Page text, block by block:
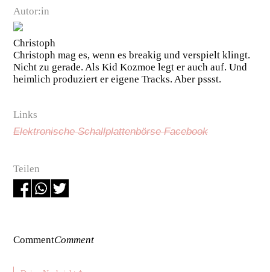
Autor:in
Christoph
Christoph mag es, wenn es breakig und verspielt klingt.
Nicht zu gerade. Als Kid Kozmoe legt er auch auf. Und
heimlich produziert er eigene Tracks. Aber pssst.
Links
Elektronische Schallplattenbörse Facebook
Teilen
CommentComment